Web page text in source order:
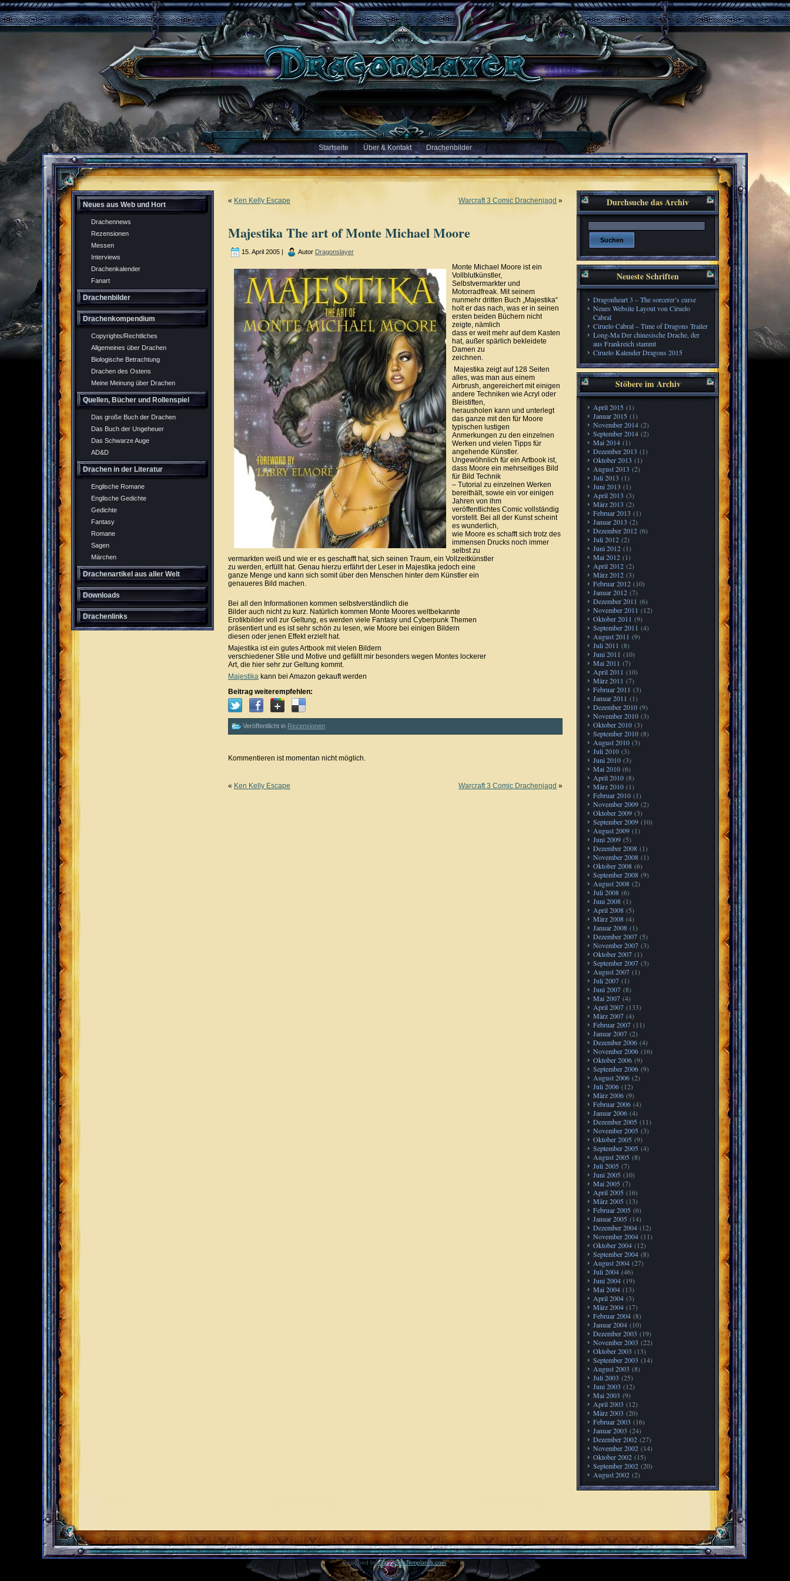
Startseite Über & Kontakt Drachenbilder
Neues aus Web und Hort
Drachennews
Rezensionen
Messen
Interviews
Drachenkalender
Fanart
Drachenbilder
Drachenkompendium
Copyrights/Rechtliches
Allgemeines über Drachen
Biologische Betrachtung
Drachen des Ostens
Meine Meinung über Drachen
Quellen, Bücher und Rollenspiel
Das große Buch der Drachen
Das Buch der Ungeheuer
Das Schwarze Auge
AD&D
Drachen in der Literatur
Englische Romane
Englische Gedichte
Gedichte
Fantasy
Romane
Sagen
Märchen
Drachenartikel aus aller Welt
Downloads
Drachenlinks
« Ken Kelly Escape Warcraft 3 Comic Drachenjagd »
Majestika The art of Monte Michael Moore
15. April 2005 | Autor Dragonslayer
Monte Michael Moore ist ein
Vollblutkünstler,
Selbstvermarkter und
Motorradfreak. Mit seinem
nunmehr dritten Buch „Majestika“
holt er das nach, was er in seinen
ersten beiden Büchern nicht
zeigte, nämlich
dass er weit mehr auf dem Kasten
hat, außer spärlich bekleidete
Damen zu
zeichnen.
Majestika zeigt auf 128 Seiten
alles, was man aus einem
Airbrush, angereichert mit einigen
andere Techniken wie Acryl oder
Bleistiften,
herausholen kann und unterlegt
das ganze mit den für Moore
typischen lustigen
Anmerkungen zu den einzelnen
Werken und vielen Tipps für
angehende Künstler.
Ungewöhnlich für ein Artbook ist,
dass Moore ein mehrseitiges Bild
für Bild Technik
– Tutorial zu einzelnen Werken
bereithält, sowie ein vor einigen
Jahren von ihm
veröffentlichtes Comic vollständig
vorstellt. Bei all der Kunst scheint
es wunderlich,
wie Moore es schafft sich trotz des
immensen Drucks noch immer
selbst zu
vermarkten weiß und wie er es geschafft hat, sich seinen Traum, ein Vollzeitkünstler
zu werden, erfüllt hat. Genau hierzu erfährt der Leser in Majestika jedoch eine
ganze Menge und kann sich somit über den Menschen hinter dem Künstler ein
genaueres Bild machen.
Bei all den Informationen kommen selbstverständlich die
Bilder auch nicht zu kurz. Natürlich kommen Monte Moores weltbekannte
Erotikbilder voll zur Geltung, es werden viele Fantasy und Cyberpunk Themen
präsentiert und es ist sehr schön zu lesen, wie Moore bei einigen Bildern
diesen oder jenen Effekt erzielt hat.
Majestika ist ein gutes Artbook mit vielen Bildern
verschiedener Stile und Motive und gefällt mir besonders wegen Montes lockerer
Art, die hier sehr zur Geltung kommt.
Majestika kann bei Amazon gekauft werden
Beitrag weiterempfehlen:
Veröffentlicht in Rezensionen
Kommentieren ist momentan nicht möglich.
« Ken Kelly Escape Warcraft 3 Comic Drachenjagd »
Durchsuche das Archiv
Neueste Schriften
Dragonheart 3 – The sorcerer’s curse
Neues Website Layout von Ciruelo
Cabral
Ciruelo Cabral – Time of Dragons Trailer
Long-Ma Der chinesische Drache, der
aus Frankreich stammt
Ciruelo Kalender Dragons 2015
Stöbere im Archiv
April 2015 (1)
Januar 2015 (1)
November 2014 (2)
September 2014 (2)
Mai 2014 (1)
Dezember 2013 (1)
Oktober 2013 (1)
August 2013 (2)
Juli 2013 (1)
Juni 2013 (1)
April 2013 (3)
März 2013 (2)
Februar 2013 (1)
Januar 2013 (2)
Dezember 2012 (6)
Juli 2012 (2)
Juni 2012 (1)
Mai 2012 (1)
April 2012 (2)
März 2012 (3)
Februar 2012 (10)
Januar 2012 (7)
Dezember 2011 (6)
November 2011 (12)
Oktober 2011 (9)
September 2011 (4)
August 2011 (9)
Juli 2011 (8)
Juni 2011 (10)
Mai 2011 (7)
April 2011 (10)
März 2011 (7)
Februar 2011 (3)
Januar 2011 (1)
Dezember 2010 (9)
November 2010 (3)
Oktober 2010 (3)
September 2010 (8)
August 2010 (3)
Juli 2010 (3)
Juni 2010 (3)
Mai 2010 (6)
April 2010 (8)
März 2010 (1)
Februar 2010 (1)
November 2009 (2)
Oktober 2009 (3)
September 2009 (10)
August 2009 (1)
Juni 2009 (5)
Dezember 2008 (1)
November 2008 (1)
Oktober 2008 (6)
September 2008 (9)
August 2008 (2)
Juli 2008 (6)
Juni 2008 (1)
April 2008 (5)
März 2008 (4)
Januar 2008 (1)
Dezember 2007 (5)
November 2007 (3)
Oktober 2007 (1)
September 2007 (3)
August 2007 (1)
Juli 2007 (1)
Juni 2007 (8)
Mai 2007 (4)
April 2007 (133)
März 2007 (4)
Februar 2007 (11)
Januar 2007 (2)
Dezember 2006 (4)
November 2006 (16)
Oktober 2006 (9)
September 2006 (9)
August 2006 (2)
Juli 2006 (12)
März 2006 (9)
Februar 2006 (4)
Januar 2006 (4)
Dezember 2005 (11)
November 2005 (3)
Oktober 2005 (9)
September 2005 (4)
August 2005 (8)
Juli 2005 (7)
Juni 2005 (10)
Mai 2005 (7)
April 2005 (16)
März 2005 (13)
Februar 2005 (6)
Januar 2005 (14)
Dezember 2004 (12)
November 2004 (11)
Oktober 2004 (12)
September 2004 (8)
August 2004 (27)
Juli 2004 (46)
Juni 2004 (19)
Mai 2004 (13)
April 2004 (3)
März 2004 (17)
Februar 2004 (8)
Januar 2004 (10)
Dezember 2003 (19)
November 2003 (22)
Oktober 2003 (13)
September 2003 (14)
August 2003 (8)
Juli 2003 (25)
Juni 2003 (12)
Mai 2003 (9)
April 2003 (12)
März 2003 (20)
Februar 2003 (16)
Januar 2003 (24)
Dezember 2002 (27)
November 2002 (14)
Oktober 2002 (15)
September 2002 (20)
August 2002 (2)
Designed byGameSiteTemplates.com.